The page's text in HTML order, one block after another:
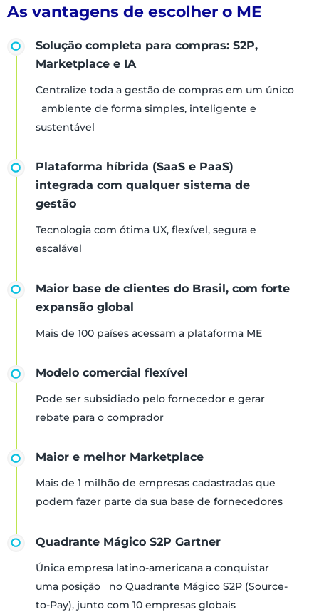
As vantagens de escolher o ME
Solução completa para compras: S2P,
Marketplace e IA
Centralize toda a gestão de compras em um único
ambiente de forma simples, inteligente e
sustentável
Plataforma híbrida (SaaS e PaaS)
integrada com qualquer sistema de
gestão
Tecnologia com ótima UX, flexível, segura e
escalável
Maior base de clientes do Brasil, com forte
expansão global
Mais de 100 países acessam a plataforma ME
Modelo comercial flexível
Pode ser subsidiado pelo fornecedor e gerar
rebate para o comprador
Maior e melhor Marketplace
Mais de 1 milhão de empresas cadastradas que
podem fazer parte da sua base de fornecedores
Quadrante Mágico S2P Gartner
Única empresa latino-americana a conquistar
uma posição no Quadrante Mágico S2P (Source-
to-Pay), junto com 10 empresas globais